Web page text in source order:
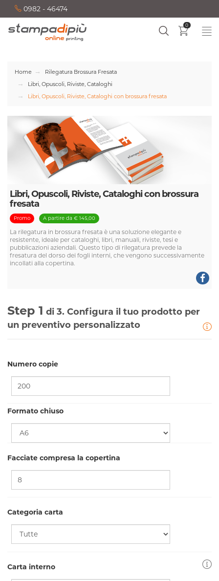
0982 - 46474
0
Home
Rilegatura Brossura Fresata
Libri, Opuscoli, Riviste, Cataloghi
Libri, Opuscoli, Riviste, Cataloghi con brossura fresata
Libri, Opuscoli, Riviste, Cataloghi con brossura
fresata
Promo A partire da € 145,00
La rilegatura in brossura fresata è una soluzione elegante e
resistente, ideale per cataloghi, libri, manuali, riviste, tesi e
pubblicazioni aziendali. Questo tipo di rilegatura prevede la
fresatura del dorso dei fogli interni, che vengono successivamente
incollati alla copertina.
Step 1 di 3. Configura il tuo prodotto per
un preventivo personalizzato
Numero copie
Formato chiuso
Facciate compresa la copertina
Categoria carta
Carta interno